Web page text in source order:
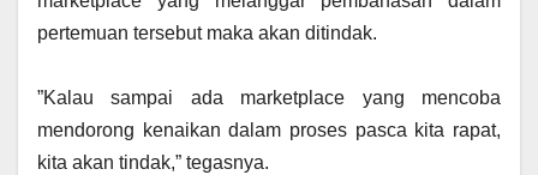
pertemuan tersebut maka akan ditindak.
‎”Kalau sampai ada marketplace yang mencoba
mendorong kenaikan dalam proses pasca kita rapat,
kita akan tindak,” tegasnya.